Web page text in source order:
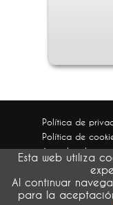
Esta web utiliza
Al continuar
para la
Política de
Política de
Aviso legal
Condiciones
Devolución
atribución de